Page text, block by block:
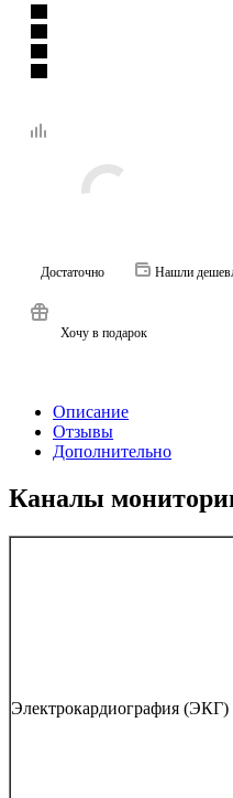
Достаточно Нашли
Хочу в подарок
Описание
Отзывы
Дополнительно
Каналы
Электрокардиография (ЭКГ)